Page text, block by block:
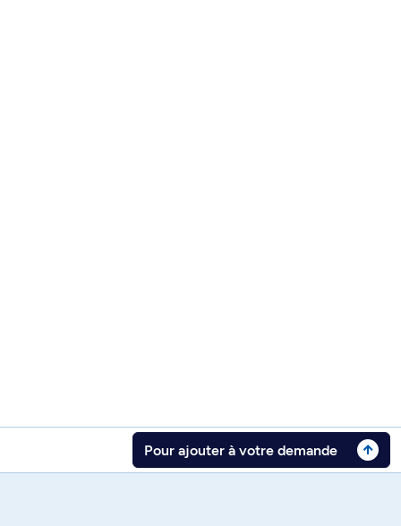
Pour ajouter à votre demande